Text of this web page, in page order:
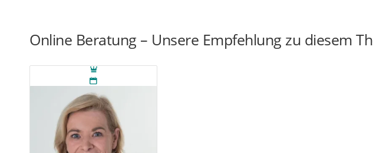
Online Beratung – Unsere Empfehlung zu diesem